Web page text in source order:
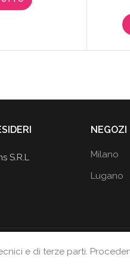
S.R.L
NEGOZI
Milano
Lugano
2019e di terze parti.